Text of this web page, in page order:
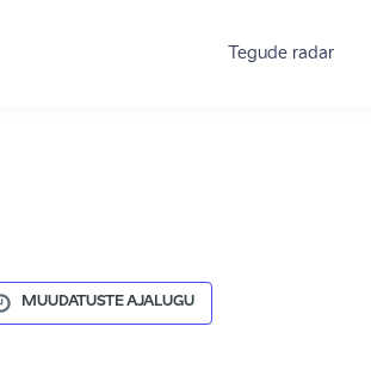
Tegude radar
MUUDATUSTE AJALUGU